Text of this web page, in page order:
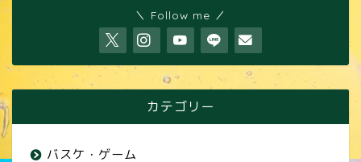
＼ Follow me ／
カテゴリー
バスケ・ゲーム